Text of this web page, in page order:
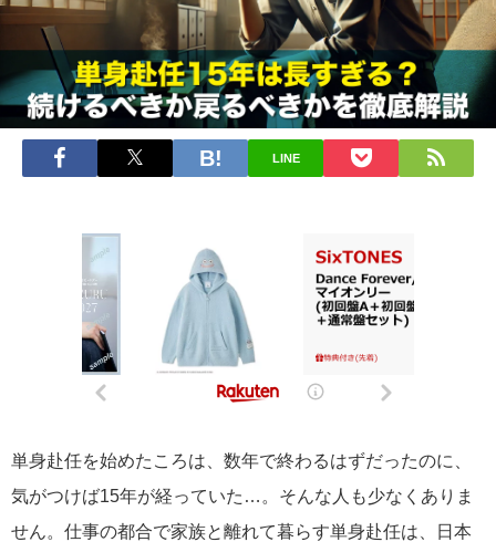
LINE
単身赴任を始めたころは、数年で終わるはずだったのに、
気がつけば15年が経っていた…。そんな人も少なくありま
せん。仕事の都合で家族と離れて暮らす単身赴任は、日本